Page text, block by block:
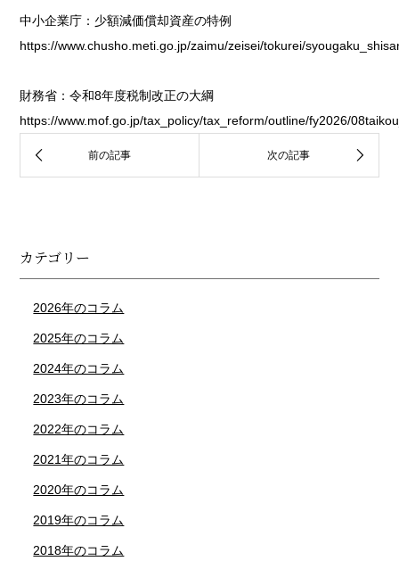
中小企業庁：少額減価償却資産の特例
https://www.chusho.meti.go.jp/zaimu/zeisei/tokurei/
財務省：令和8年度税制改正の大綱
https://www.mof.go.jp/tax_policy/tax_reform/outline/fy2026/
カテゴリー
2026年のコラム
2025年のコラム
2024年のコラム
2023年のコラム
2022年のコラム
2021年のコラム
2020年のコラム
2019年のコラム
2018年のコラム